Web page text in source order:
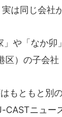
は同じ会社
や「なか卯
区）の子会
もともと別
CASTニュー